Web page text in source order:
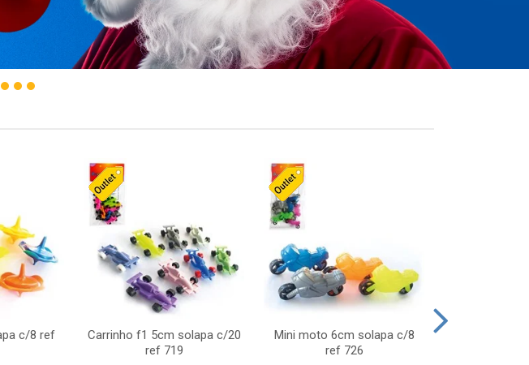
c/8 ref
Carrinho f1 5cm solapa c/20
ref 719
Mini moto 6cm solapa c/8
ref 726